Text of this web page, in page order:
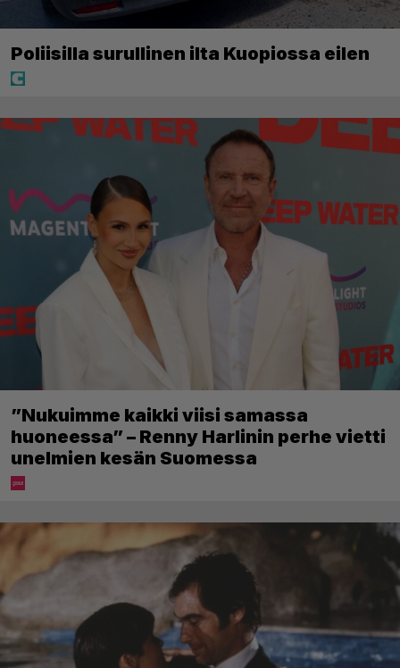
Poliisilla surullinen ilta Kuopiossa eilen
”Nukuimme kaikki viisi samassa
huoneessa” – Renny Harlinin perhe vietti
unelmien kesän Suomessa